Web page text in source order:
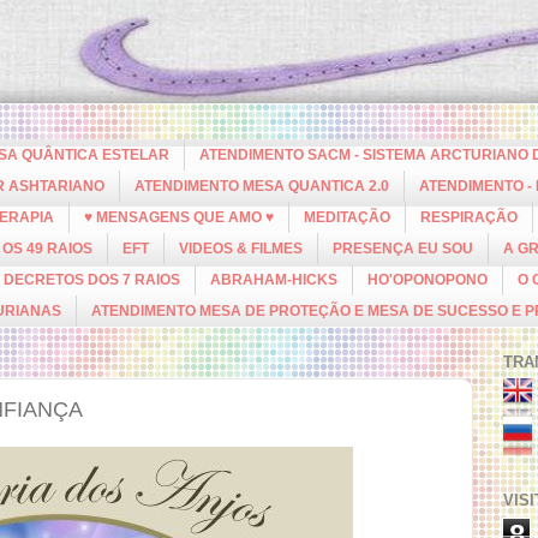
QUÂNTICA ESTELAR
ATENDIMENTO SACM - SISTEMA ARCTURIANO
ASHTARIANO
ATENDIMENTO MESA QUANTICA 2.0
ATENDIMENTO
♥ MENSAGENS QUE AMO ♥ MEDITAÇÃO
RESPIRAÇÃO
OS 49 RAIOS
EFT VIDEOS & FILMES PRESENÇA EU SOU
A
DECRETOS DOS 7 RAIOS
ABRAHAM-HICKS HO'OPONOPONO
O
ATENDIMENTO MESA DE PROTEÇÃO E MESA DE SUCESSO E